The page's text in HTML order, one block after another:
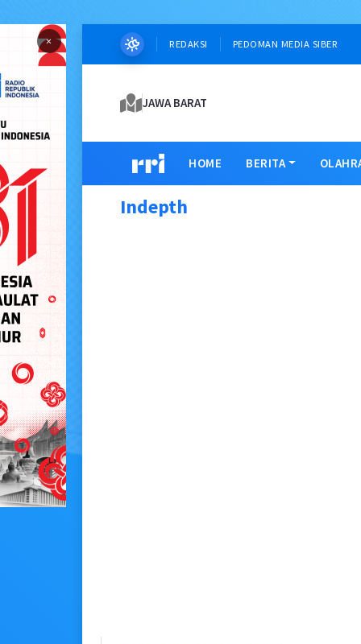
× REDAKSI PEDOMAN MEDIA SIBER
JAWA BARAT
HOME BERITA
Indepth